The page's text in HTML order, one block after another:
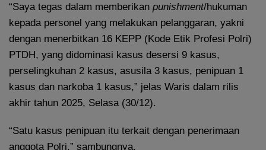
“Saya tegas dalam memberikan punishment/hukuman
kepada personel yang melakukan pelanggaran, yakni
dengan menerbitkan 16 KEPP (Kode Etik Profesi Polri)
PTDH, yang didominasi kasus desersi 9 kasus,
perselingkuhan 2 kasus, asusila 3 kasus, penipuan 1
kasus dan narkoba 1 kasus,” jelas Waris dalam rilis
akhir tahun 2025, Selasa (30/12).
“Satu kasus penipuan itu terkait dengan penerimaan
anggota Polri,” sambungnya.